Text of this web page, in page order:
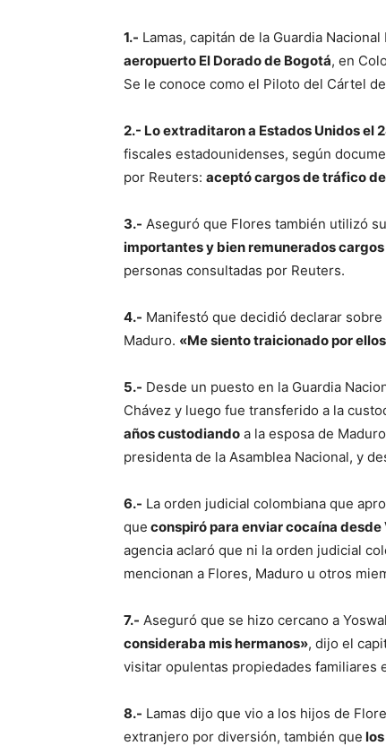
1.- Lamas, capitán de la Guardia Nacional
aeropuerto El Dorado de Bogotá, en
Se le conoce como el Piloto del Cártel
2.- Lo extraditaron a Estados Unidos el
fiscales estadounidenses, según
por Reuters: aceptó cargos de tráfico
3.- Aseguró que Flores también utilizó
importantes y bien remunerados cargos
personas consultadas por Reuters.
4.- Manifestó que decidió declarar
Maduro. «Me siento traicionado por
5.- Desde un puesto en la Guardia
Chávez y luego fue transferido a la
años custodiando a la esposa de
presidenta de la Asamblea Nacional, y
6.- La orden judicial colombiana que
que conspiró para enviar cocaína desde
agencia aclaró que ni la orden judicial
mencionan a Flores, Maduro u otros
7.- Aseguró que se hizo cercano a
consideraba mis hermanos», dijo el
visitar opulentas propiedades familiares
8.- Lamas dijo que vio a los hijos de
extranjero por diversión, también que